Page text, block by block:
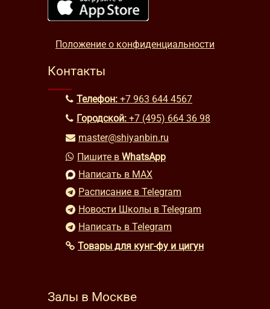
Положение о конфиденциальности
Контакты
Телефон: +7 963 644 4567
Городской: +7 (495) 664 36 98
master@shiyanbin.ru
Пишите в WhatsApp
Написать в MAX
Расписание в Telegram
Новости Школы в Telegram
Написать в Telegram
Товары для кунг-фу и цигун
Залы в Москве